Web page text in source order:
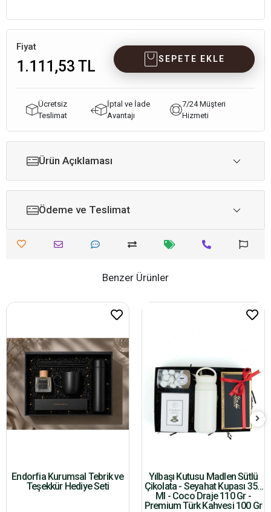
Fiyat
1.111,53 TL SEPETE EKLE
Ücretsiz
Teslimat
İptal ve İade
Avantajı
7/24 Müşteri
Hizmeti
Ürün Açıklaması
Ödeme ve Teslimat
Benzer Ürünler
Endorfia Kurumsal Tebrik ve
Teşekkür Hediye Seti
Yılbaşı Kutusu Madlen Sütlü
Çikolata - Seyahat Kupası 350
Ml - Coco Draje 110 Gr -
Premium Türk Kahvesi 100 Gr